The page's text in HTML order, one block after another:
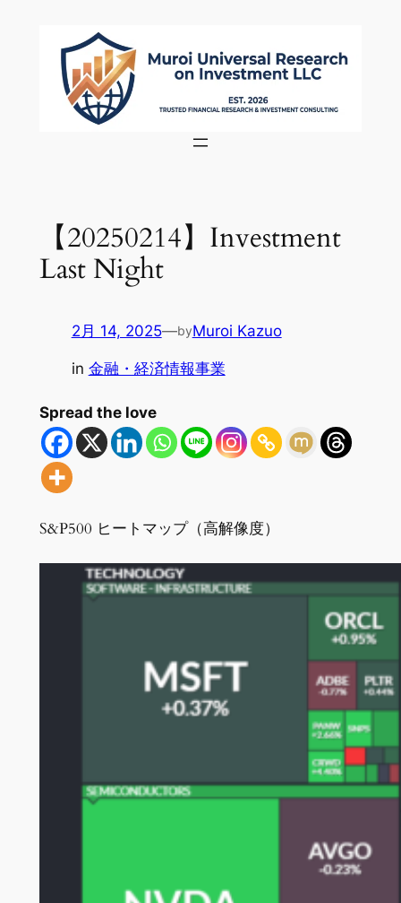
【20250214】Investment
Last Night
2月 14, 2025—byMuroi Kazuo
in 金融・経済情報事業
Spread the love
S&P500 ヒートマップ（高解像度）